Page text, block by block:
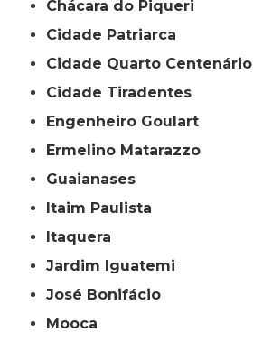
Chácara do Piqueri
Cidade Patriarca
Cidade Quarto Centenário
Cidade Tiradentes
Engenheiro Goulart
Ermelino Matarazzo
Guaianases
Itaim Paulista
Itaquera
Jardim Iguatemi
José Bonifácio
Mooca